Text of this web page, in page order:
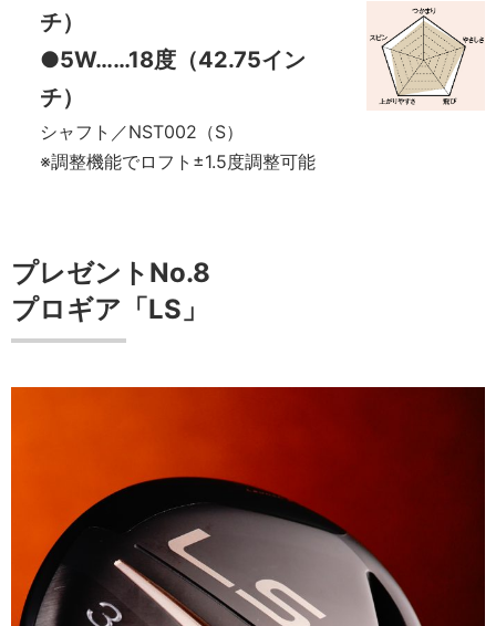
チ）
●5W……18度（42.75イン
チ）
シャフト／NST002（S）
※調整機能でロフト±1.5度調整可能
プレゼントNo.8
プロギア「LS」